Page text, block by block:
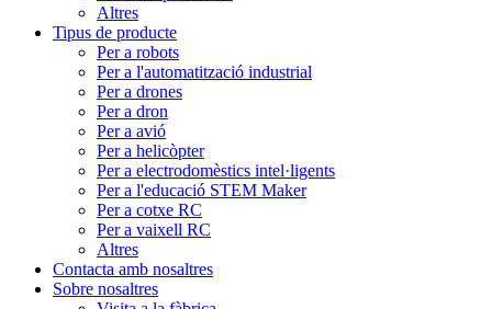
Altres
Tipus de producte
Per a robots
Per a l'automatització industrial
Per a drones
Per a dron
Per a avió
Per a helicòpter
Per a electrodomèstics intel·ligents
Per a l'educació STEM Maker
Per a cotxe RC
Per a vaixell RC
Altres
Contacta amb nosaltres
Sobre nosaltres